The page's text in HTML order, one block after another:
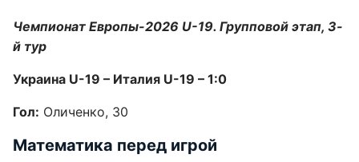
Чемпионат Европы-2026 U-19. Групповой этап, 3-
й тур
Украина U-19 – Италия U-19 – 1:0
Гол: Оличенко, 30
Математика перед игрой